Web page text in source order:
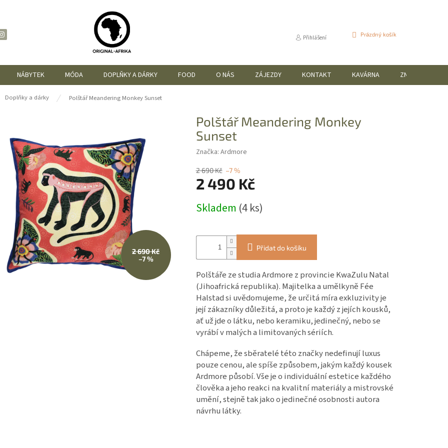
Přihlášení
NÁKUPNÍ
Prázdný košík
NÁBYTEK MÓDA DOPLŇKY A DÁRKY FOOD O NÁS ZÁJEZDY KONTAKT KAVÁRNA ZNAČKY
Doplňky a dárky Polštář Meandering Monkey Sunset
Polštář Meandering Monkey
Sunset
Značka: Ardmore
2 690 Kč
–7 %
2 690 Kč –7 %
2 490 Kč
cena:
Skladem (4 ks)
Přidat do košíku
Polštáře ze studia Ardmore z provincie KwaZulu Natal
(Jihoafrická republika). Majitelka a umělkyně Fée
Halstad si uvědomujeme, že určitá míra exkluzivity je
její zákazníky důležitá, a proto je každý z jejích kousků,
ať už jde o látku, nebo keramiku, jedinečný, nebo se
vyrábí v malých a limitovaných sériích.
Chápeme, že sběratelé této značky nedefinují luxus
pouze cenou, ale spíše způsobem, jakým každý kousek
Ardmore působí. Vše je o individuální estetice každého
člověka a jeho reakci na kvalitní materiály a mistrovské
umění, stejně tak jako o jedinečné osobnosti autora
návrhu látky.